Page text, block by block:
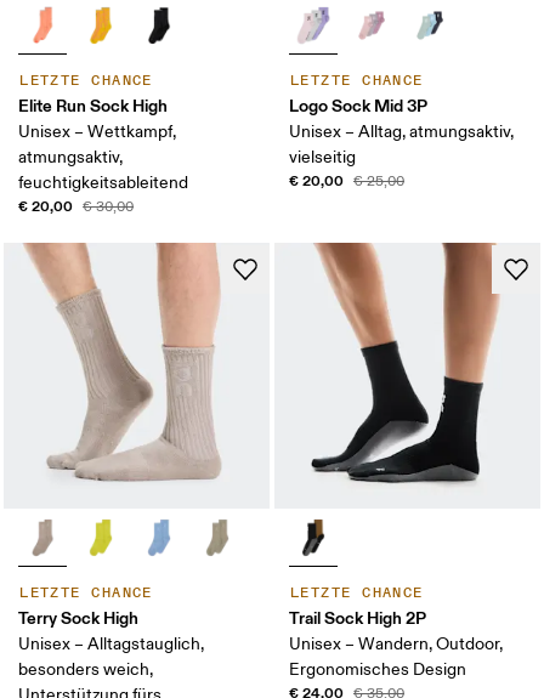
LETZTE CHANCE
Elite Run Sock High
Unisex – Wettkampf,
atmungsaktiv,
feuchtigkeitsableitend
€ 20,00 € 30,00
LETZTE CHANCE
Logo Sock Mid 3P
Unisex – Alltag, atmungsaktiv,
vielseitig
€ 20,00 € 25,00
LETZTE CHANCE
Terry Sock High
Unisex – Alltagstauglich,
besonders weich,
LETZTE CHANCE
Trail Sock High 2P
Unisex – Wandern, Outdoor,
Ergonomisches Design
€ 24,00 € 35,00